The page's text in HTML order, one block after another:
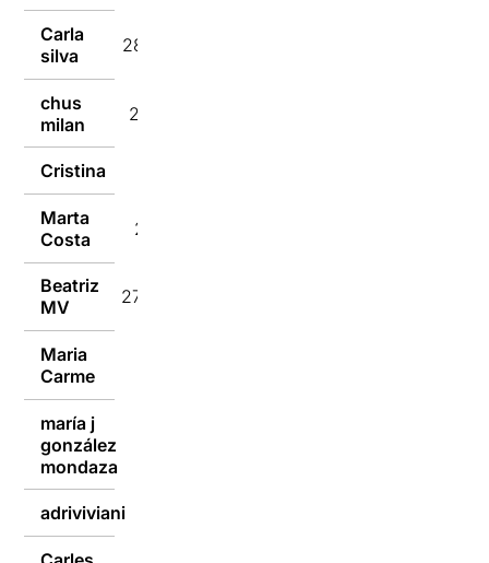
Carla
silva
28/03/2024
chus
milan
28/03/2024
Cristina
Marta
Costa
28/03/2024
Beatriz
MV
27/03/2024
Maria
Carme
maría j
gonzález
mondaza
adriviviani